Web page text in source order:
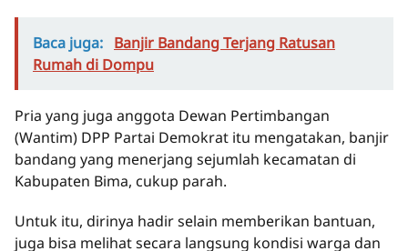
Baca juga: Banjir Bandang Terjang Ratusan
Rumah di Dompu
Pria yang juga anggota Dewan Pertimbangan
(Wantim) DPP Partai Demokrat itu mengatakan, banjir
bandang yang menerjang sejumlah kecamatan di
Kabupaten Bima, cukup parah.
Untuk itu, dirinya hadir selain memberikan bantuan,
juga bisa melihat secara langsung kondisi warga dan